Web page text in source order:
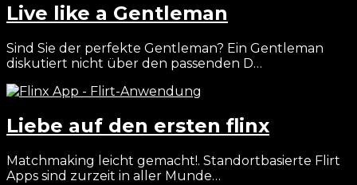
Live like a Gentleman
Sind Sie der perfekte Gentleman? Ein Gentleman
diskutiert nicht über den passenden D…
Liebe auf den ersten flinx
Matchmaking leicht gemacht!. Standortbasierte Flirt
Apps sind zurzeit in aller Munde…